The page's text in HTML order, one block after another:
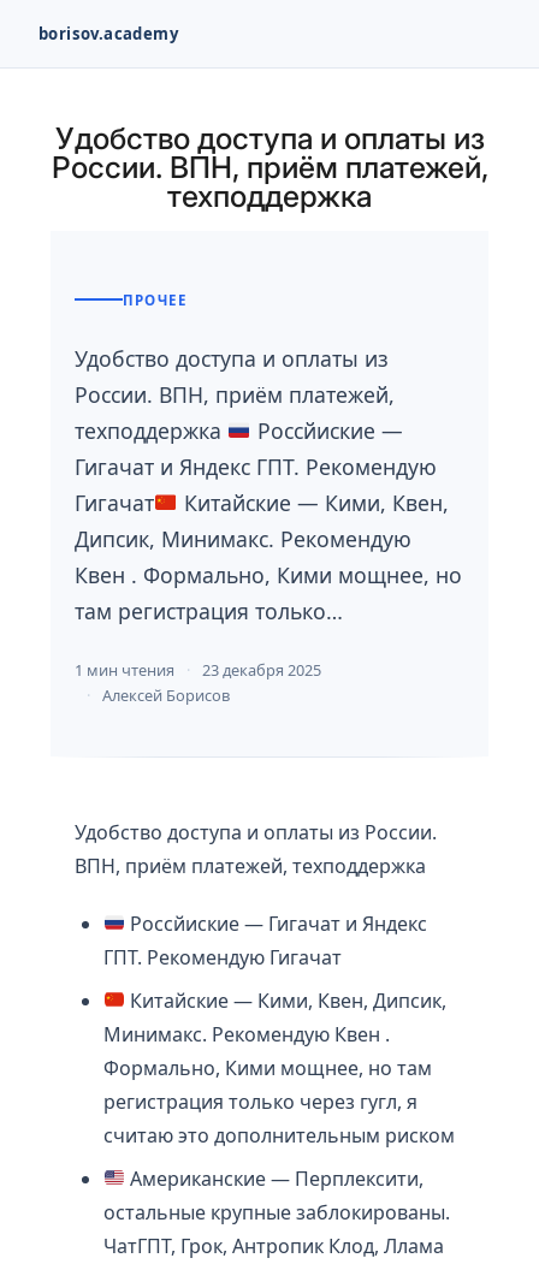
borisov.academy
содержимому
Удобство доступа и оплаты из
России. ВПН, приём платежей,
техподдержка
ПРОЧЕЕ
Удобство доступа и оплаты из
России. ВПН, приём платежей,
техподдержка
Россйиские —
Гигачат и Яндекс ГПТ. Рекомендую
Гигачат
Китайские — Кими, Квен,
Дипсик, Минимакс. Рекомендую
Квен . Формально, Кими мощнее, но
там регистрация только…
1 мин чтения
23 декабря 2025
Алексей Борисов
Удобство доступа и оплаты из России.
ВПН, приём платежей, техподдержка
Россйиские — Гигачат и Яндекс
ГПТ. Рекомендую Гигачат
Китайские — Кими, Квен, Дипсик,
Минимакс. Рекомендую Квен .
Формально, Кими мощнее, но там
регистрация только через гугл, я
считаю это дополнительным риском
Американские — Перплексити,
остальные крупные заблокированы.
ЧатГПТ, Грок, Антропик Клод, Ллама